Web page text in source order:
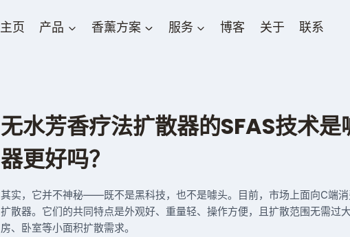
主页 产品 香薰方案 服务 博客 关于 联系
无水芳香疗法扩散器的SFAS技术
器更好吗？
其实，它并不神秘——既不是黑科技，也不是噱头。目前，市场上面向C端
扩散器。它们的共同特点是外观好、重量轻、操作方便，且扩散范围无需过
房、卧室等小面积扩散需求。